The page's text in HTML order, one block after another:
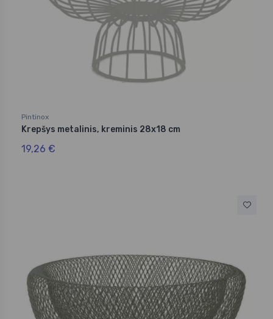
Pintinox
Krepšys metalinis, kreminis 28x18 cm
19,26 €